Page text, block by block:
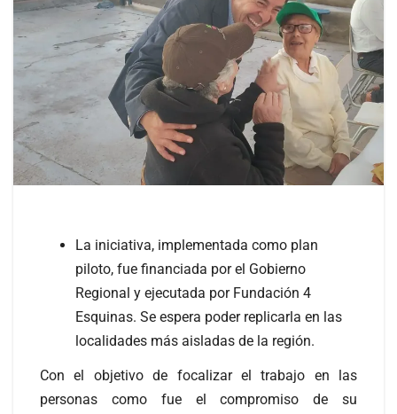
La iniciativa, implementada como plan
piloto, fue financiada por el Gobierno
Regional y ejecutada por Fundación 4
Esquinas. Se espera poder replicarla en las
localidades más aisladas de la región.
Con el objetivo de focalizar el trabajo en las
personas como fue el compromiso de su